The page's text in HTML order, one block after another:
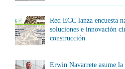
Red ECC lanza encuesta
soluciones e innovación
construcción
Erwin Navarrete asume la